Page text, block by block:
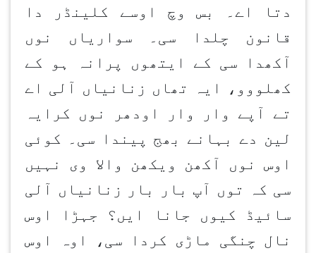
دتا اے۔ بس وچ اوسے کلینڈر دا
قانون چلدا سی۔ سواریاں نوں
آکھدا سی کے ایتھوں پرانہ ہو کے
کھلووو، ایہ تھاں زنانیاں آلی اے
تے آپے وار وار اودھر نوں کرایہ
لین دے بہانے بھج پیندا سی۔ کوئی
اوس نوں آکھن ویکھن والا وی نہیں
سی کہ توں آپ بار بار زنانیاں آلی
سائیڈ کیوں جانا ایں؟ جہڑا اوس
نال چنگی ماڑی کردا سی، اوہ اوس